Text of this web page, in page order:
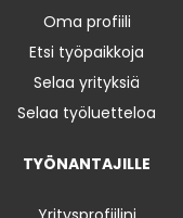
Oma profiili
Etsi työpaikkoja
Selaa yrityksiä
Selaa työluetteloa
TYÖNANTAJILLE